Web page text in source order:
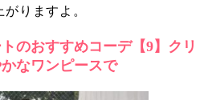
りますよ。
のおすすめコーデ【9】クリ
なワンピースで